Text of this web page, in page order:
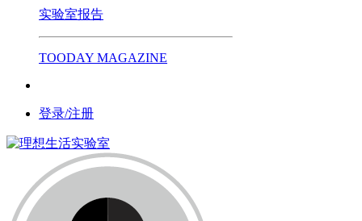
实验室报告
TOODAY MAGAZINE
登录/注册